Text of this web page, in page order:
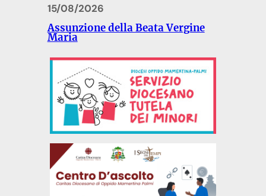
15/08/2026
Assunzione della Beata Vergine
Maria